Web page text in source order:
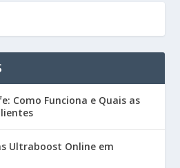
Como Funciona e Quais as
Ultraboost Online em